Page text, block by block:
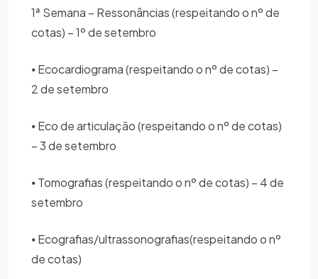
1ª Semana – Ressonâncias (respeitando o nº de
cotas) – 1º de setembro
⦁ Ecocardiograma (respeitando o nº de cotas) –
2 de setembro
⦁ Eco de articulação (respeitando o nº de cotas)
– 3 de setembro
⦁ Tomografias (respeitando o nº de cotas) – 4 de
setembro
⦁ Ecografias/ultrassonografias(respeitando o nº
de cotas)